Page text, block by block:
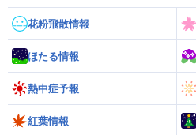
花粉飛散情報
ほたる情報
熱中症予報
紅葉情報